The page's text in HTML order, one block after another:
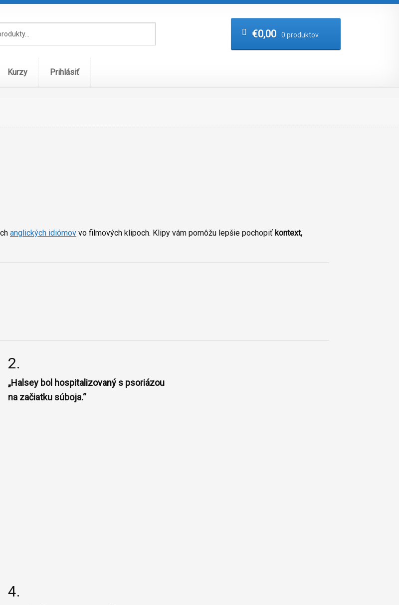
€0,00 0 produktov
Kurzy Prihlásiť
anglických idiómov vo filmových klipoch. Klipy vám pomôžu lepšie pochopiťkontext,
2.
„Halsey bol hospitalizovaný s psoriázou
na začiatku súboja.“
4.